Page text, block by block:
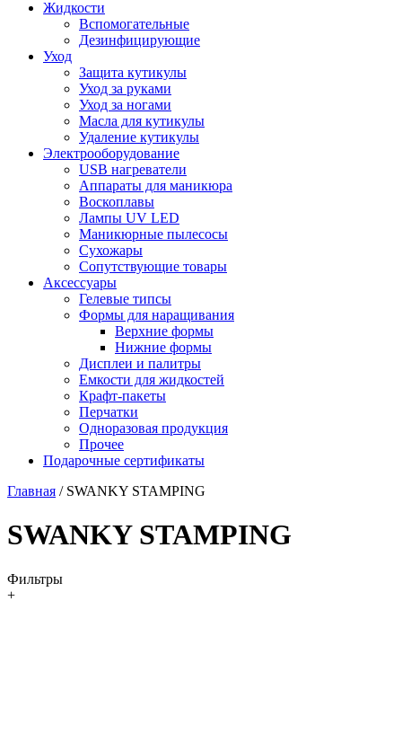
Жидкости
Вспомогательные
Дезинфицирующие
Уход
Защита кутикулы
Уход за руками
Уход за ногами
Масла для кутикулы
Удаление кутикулы
Электрооборудование
USB нагреватели
Аппараты для маникюра
Воскоплавы
Лампы UV LED
Маникюрные пылесосы
Сухожары
Сопутствующие товары
Аксессуары
Гелевые типсы
Формы для наращивания
Верхние формы
Нижние формы
Дисплеи и палитры
Емкости для жидкостей
Крафт-пакеты
Перчатки
Одноразовая продукция
Прочее
Подарочные сертификаты
Главная / SWANKY STAMPING
SWANKY STAMPING
Фильтры
+